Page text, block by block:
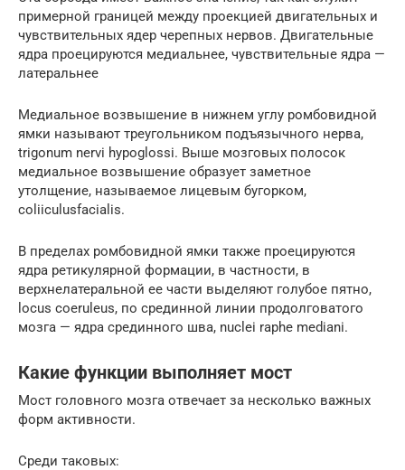
примерной границей между проекцией двигательных и
чувствительных ядер черепных нервов. Двигательные
ядра проецируются медиальнее, чувствительные ядра —
латеральнее
Медиальное возвышение в нижнем углу ромбовидной
ямки называют треугольником подъязычного нерва,
trigonum nervi hypoglossi. Выше мозговых полосок
медиальное возвышение образует заметное
утолщение, называемое лицевым бугорком,
coliiculusfacialis.
В пределах ромбовидной ямки также проецируются
ядра ретикулярной формации, в частности, в
верхнелатеральной ее части выделяют голубое пятно,
locus coeruleus, по срединной линии продолговатого
мозга — ядра срединного шва, nuclei raphe mediani.
Какие функции выполняет мост
Мост головного мозга отвечает за несколько важных
форм активности.
Среди таковых: